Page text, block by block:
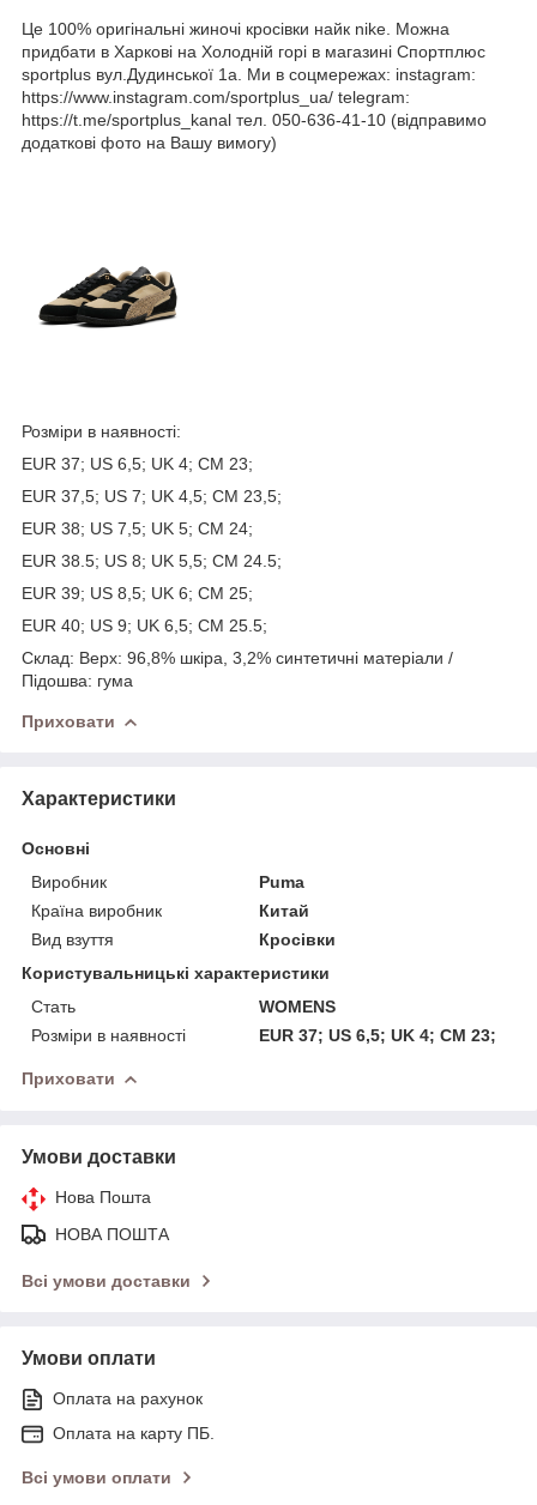
Це 100% оригінальні жиночі кросівки найк nike. Можна
придбати в Харкові на Холодній горі в магазині Спортплюс
sportplus вул.Дудинської 1а. Ми в соцмережах: instagram:
https://www.instagram.com/sportplus_ua/ telegram:
https://t.me/sportplus_kanal тел. 050-636-41-10 (відправимо
додаткові фото на Вашу вимогу)
Розміри в наявності:
EUR 37; US 6,5; UK 4; CM 23;
EUR 37,5; US 7; UK 4,5; CM 23,5;
EUR 38; US 7,5; UK 5; CM 24;
EUR 38.5; US 8; UK 5,5; CM 24.5;
EUR 39; US 8,5; UK 6; CM 25;
EUR 40; US 9; UK 6,5; CM 25.5;
Склад: Верх: 96,8% шкіра, 3,2% синтетичні матеріали /
Підошва: гума
Приховати
Характеристики
Основні
Виробник
Puma
Країна виробник
Китай
Вид взуття
Кросівки
Користувальницькі характеристики
Стать
WOMENS
Розміри в наявності
EUR 37; US 6,5; UK 4; CM 23;
Приховати
Умови доставки
Нова Пошта
НОВА ПОШТА
Всі умови доставки
Умови оплати
Оплата на рахунок
Оплата на карту ПБ.
Всі умови оплати